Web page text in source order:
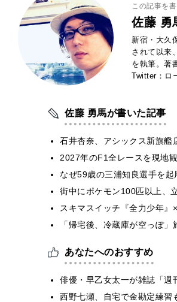
この記事を
佐藤 勇
新宿・大久
されて以来
を執筆。著
Twitter：ロ
佐藤 勇馬が書いた記事
石井杏奈、アシックス新旗
2027年のF1全レースを現地
なぜ59歳の三浦知良選手を
街中にポケモン100匹以上、
スキマスイッチ『全力少年
「帰宅後、冷蔵庫が空っぽ
あなたへのおすすめ
俳優・早乙女太一が雑誌「週
西野七瀬、自宅で金勘定練習